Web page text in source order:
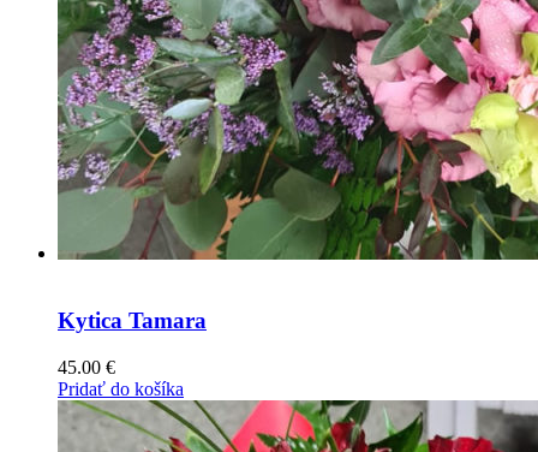
Kytica Tamara
45.00 €
Pridať do košíka